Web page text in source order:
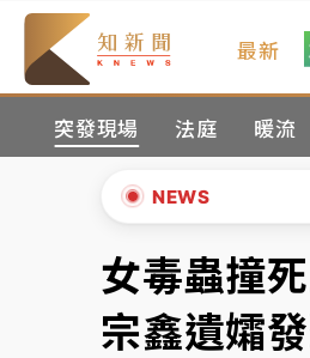
最新
突發現場 法庭 暖流
NEWS
中颱白海豚進逼！
有片｜ 白海豚暴風
中颱白海豚風雨來
白海豚逼近！北市
▲
▼
女毒蟲撞
宗鑫遺孀